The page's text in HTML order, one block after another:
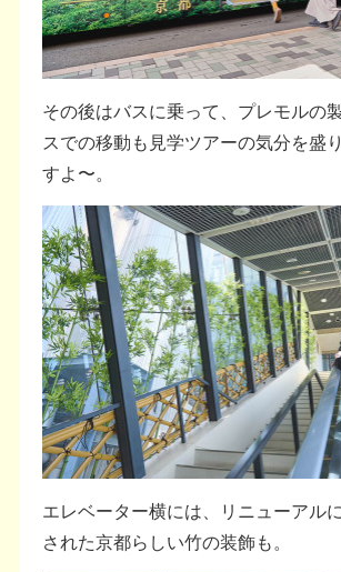
その後はバスに乗って、プレモルの
スでの移動も見学ツアーの気分を盛
すよ〜。
エレベーター横には、リニューアル
された京都らしい竹の装飾も。